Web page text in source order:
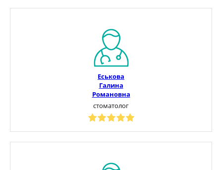
Еськова
Галина
Романовна
стоматолог